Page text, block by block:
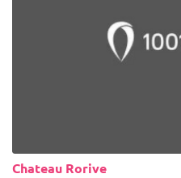
Chateau Rorive